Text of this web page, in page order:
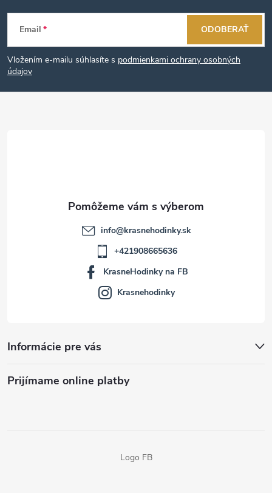
Z
á
p
Email
Vložením e-mailu súhlasíte s podmienkami ochrany osobných
údajov
ODOBERAŤ
Informácie pre vás
Prijímame online platby
info@krasnehodinky.sk
+421908665636
KrasneHodinky na FB
Krasnehodinky
Logo FB